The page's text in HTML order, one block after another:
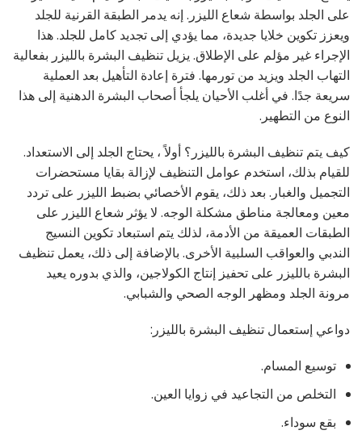
على الجلد بواسطة شعاع الليزر. إنه يدمر الطبقة القرنية للجلد
ويعزز تكوين خلايا جديدة، مما يؤدي إلى تجديد كامل للجلد. هذا
الإجراء غير مؤلم على الإطلاق. يزيل تنظيف البشرة بالليزر بفعالية
التهاب الجلد ويزيد من تورمها. فترة إعادة التأهيل بعد العملية
سريعة جدًا. في أغلب الأحيان يلجأ أصحاب البشرة الدهنية إلى هذا
النوع من التطهير.
كيف يتم تنظيف البشرة بالليزر؟ أولاً ، يحتاج الجلد إلى الاستعداد.
للقيام بذلك، استخدم عوامل التنظيف لإزالة بقايا مستحضرات
التجميل والغبار. بعد ذلك، يقوم الأخصائي بضبط الليزر على تردد
معين ومعالجة مناطق مشكلة الوجه. لا يؤثر شعاع الليزر على
الطبقات العميقة من الأدمة، لذلك يتم استبعاد تكوين النسيج
الندبي والعواقب السلبية الأخرى. بالإضافة إلى ذلك، يعمل تنظيف
البشرة بالليزر على تحفيز إنتاج الكولاجين، والذي بدوره يعيد
مرونة الجلد ومظهر الوجه الصحي والشبابي.
دواعي إستعمال تنظيف البشرة بالليزر:
توسيع المسام.
التخلص من التجاعيد في زوايا العين.
بقع سوداء.